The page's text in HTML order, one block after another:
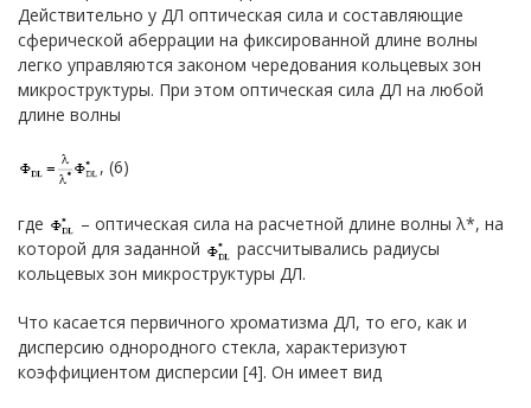
Действительно у ДЛ оптическая сила и составляющие
сферической аберрации на фиксированной длине волны
легко управляются законом чередования кольцевых зон
микроструктуры. При этом оптическая сила ДЛ на любой
длине волны
, (6)
где
– оптическая сила на расчетной длине волны λ*, на
которой для заданной
рассчитывались радиусы
кольцевых зон микроструктуры ДЛ.
Что касается первичного хроматизма ДЛ, то его, как и
дисперсию однородного стекла, характеризуют
коэффициентом дисперсии [4]. Он имеет вид